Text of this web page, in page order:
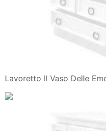
Lavoretto Il Vaso Delle